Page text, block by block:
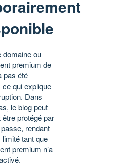
domaine ou
premium de
pas été
ce qui explique
Dans
le blog peut
protégé par
rendant
tant que
premium n’a